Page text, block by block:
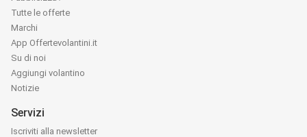
Tutte le offerte
Marchi
App Offertevolantini.it
Su di noi
Aggiungi volantino
Notizie
Servizi
Iscriviti alla newsletter